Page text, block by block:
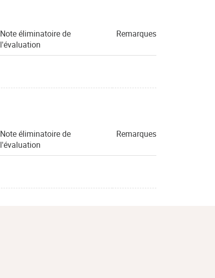
Note éliminatoire de
l'évaluation
Remarques
Note éliminatoire de
l'évaluation
Remarques